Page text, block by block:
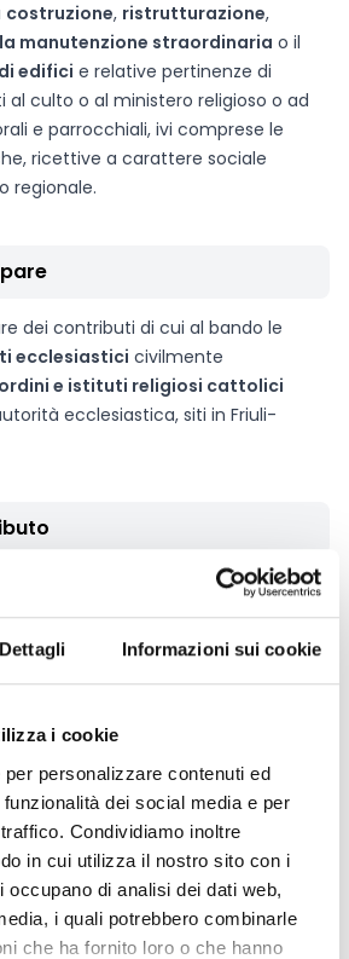
Dettagli Informazioni sui cookie
i cookie
personalizzare contenuti ed
dei social media e per
Condividiamo inoltre
in cui utilizza il nostro sito con i
occupano di analisi dei dati web,
i quali potrebbero combinarle
che ha fornito loro o che hanno
costruzione, ristrutturazione,
la manutenzione straordinaria o il
edifici e relative pertinenze di
al culto o al ministero religioso o ad
e parrocchiali, ivi comprese le
ricettive a carattere sociale
regionale.
dei contributi di cui al bando le
ecclesiastici civilmente
ordini e istituti religiosi cattolici
ecclesiastica, siti in Friuli-
nella misura del 100%
con riferimento alla spesa
massimo di300.000 Europer
e documenti
regolarmente il sito web
per gli aggiornamenti e le